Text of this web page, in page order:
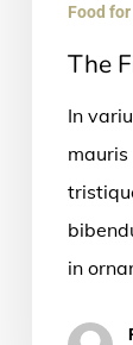
Food
The
In
mauris
in